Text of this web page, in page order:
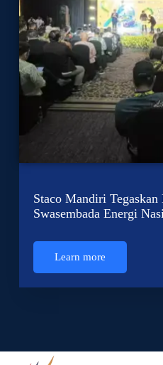
Staco Mandiri Tegaskan
Swasembada Energi
Learn more